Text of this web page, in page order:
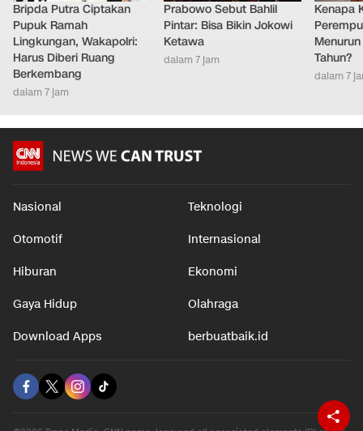
Bripda Putra Ciptakan
Pupuk Ramah
Lingkungan, Wakapolri:
Harus Diberi Ruang
Berkembang
dalam 7 jam
Prabowo Sebut Bahlil
Pintar: Bisa Bikin Jokowi
Ketawa
dalam 7 jam
Kenapa
Tahun?
dalam 7
Nasional Teknologi
Otomotif Internasional
Hiburan Ekonomi
Gaya Hidup Olahraga
Download Apps berbuatbaik.id